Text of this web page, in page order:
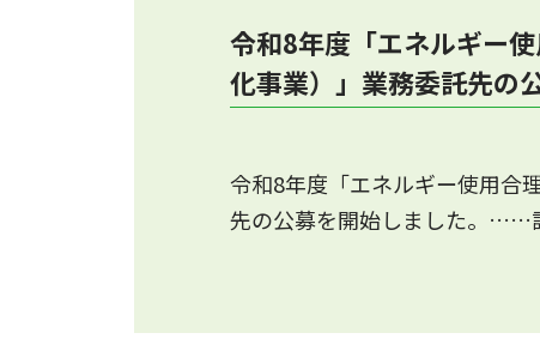
令和8年度「エネルギー
化事業）」業務委託先の
令和8年度「エネルギー使用合
先の公募を開始しました。……